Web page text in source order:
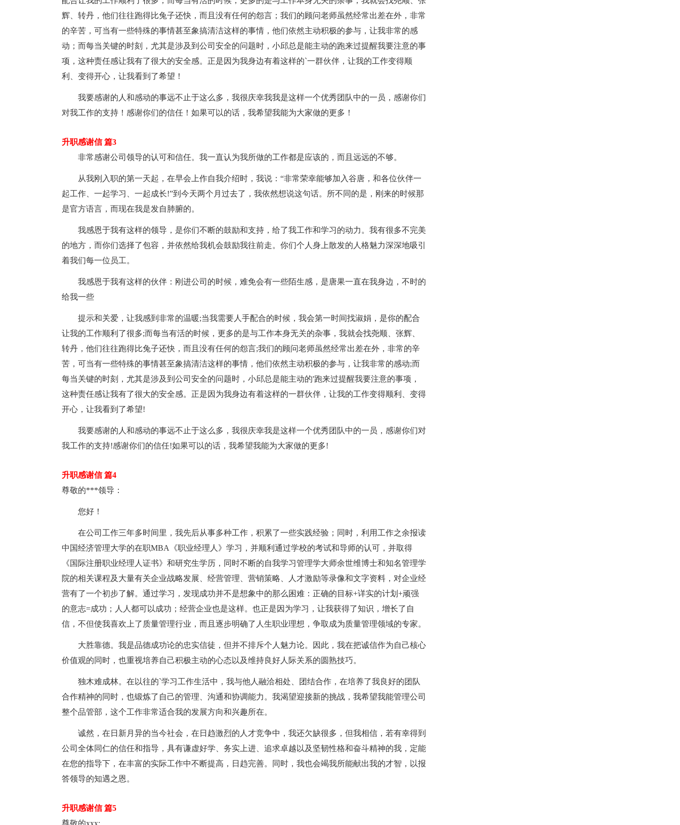
辉、转丹，他们往往跑得比兔子还快，而且没有任何的怨言；我们的顾问老师虽然经常出差在外，非常
的辛苦，可当有一些特殊的事情甚至象搞清洁这样的事情，他们依然主动积极的参与，让我非常的感
动；而每当关键的时刻，尤其是涉及到公司安全的问题时，小邱总是能主动的跑来过提醒我要注意的事
项，这种责任感让我有了很大的安全感。正是因为我身边有着这样的`一群伙伴，让我的工作变得顺
利、变得开心，让我看到了希望！
我要感谢的人和感动的事远不止于这么多，我很庆幸我我是这样一个优秀团队中的一员，感谢你们
对我工作的支持！感谢你们的信任！如果可以的话，我希望我能为大家做的更多！
升职感谢信 篇3
非常感谢公司领导的认可和信任。我一直认为我所做的工作都是应该的，而且远远的不够。
从我刚入职的第一天起，在早会上作自我介绍时，我说：“非常荣幸能够加入谷唐，和各位伙伴一
起工作、一起学习、一起成长!”到今天两个月过去了，我依然想说这句话。所不同的是，刚来的时候那
是官方语言，而现在我是发自肺腑的。
我感恩于我有这样的领导，是你们不断的鼓励和支持，给了我工作和学习的动力。我有很多不完美
的地方，而你们选择了包容，并依然给我机会鼓励我往前走。你们个人身上散发的人格魅力深深地吸引
着我们每一位员工。
我感恩于我有这样的伙伴：刚进公司的时候，难免会有一些陌生感，是唐果一直在我身边，不时的
给我一些
提示和关爱，让我感到非常的温暖;当我需要人手配合的时候，我会第一时间找淑娟，是你的配合
让我的工作顺利了很多;而每当有活的时候，更多的是与工作本身无关的杂事，我就会找尧顺、张辉、
转丹，他们往往跑得比兔子还快，而且没有任何的怨言;我们的顾问老师虽然经常出差在外，非常的辛
苦，可当有一些特殊的事情甚至象搞清洁这样的事情，他们依然主动积极的参与，让我非常的感动;而
每当关键的时刻，尤其是涉及到公司安全的问题时，小邱总是能主动的'跑来过提醒我要注意的事项，
这种责任感让我有了很大的安全感。正是因为我身边有着这样的一群伙伴，让我的工作变得顺利、变得
开心，让我看到了希望!
我要感谢的人和感动的事远不止于这么多，我很庆幸我是这样一个优秀团队中的一员，感谢你们对
我工作的支持!感谢你们的信任!如果可以的话，我希望我能为大家做的更多!
升职感谢信 篇4
尊敬的***领导：
您好！
在公司工作三年多时间里，我先后从事多种工作，积累了一些实践经验；同时，利用工作之余报读
中国经济管理大学的在职MBA《职业经理人》学习，并顺利通过学校的考试和导师的认可，并取得
《国际注册职业经理人证书》和研究生学历，同时不断的自我学习管理学大师余世维博士和知名管理学
院的相关课程及大量有关企业战略发展、经营管理、营销策略、人才激励等录像和文字资料，对企业经
营有了一个初步了解。通过学习，发现成功并不是想象中的那么困难：正确的目标+详实的计划+顽强
的意志=成功；人人都可以成功；经营企业也是这样。也正是因为学习，让我获得了知识，增长了自
信，不但使我喜欢上了质量管理行业，而且逐步明确了人生职业理想，争取成为质量管理领域的专家。
大胜靠德。我是品德成功论的忠实信徒，但并不排斥个人魅力论。因此，我在把诚信作为自己核心
价值观的同时，也重视培养自己积极主动的心态以及维持良好人际关系的圆熟技巧。
独木难成林。在以往的`学习工作生活中，我与他人融洽相处、团结合作，在培养了我良好的团队
合作精神的同时，也锻炼了自己的管理、沟通和协调能力。我渴望迎接新的挑战，我希望我能管理公司
整个品管部，这个工作非常适合我的发展方向和兴趣所在。
诚然，在日新月异的当今社会，在日趋激烈的人才竞争中，我还欠缺很多，但我相信，若有幸得到
公司全体同仁的信任和指导，具有谦虚好学、务实上进、追求卓越以及坚韧性格和奋斗精神的我，定能
在您的指导下，在丰富的实际工作中不断提高，日趋完善。同时，我也会竭我所能献出我的才智，以报
答领导的知遇之恩。
升职感谢信 篇5
尊敬的xxx: